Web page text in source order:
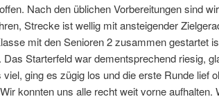
Nach den üblichen Vorbereitungen sind
Strecke ist wellig mit ansteigender
mit den Senioren 2 zusammen gestartet
Starterfeld war dementsprechend riesig,
ging es zügig los und die erste Runde lief
konnten uns alle recht weit vorne aufhalten.